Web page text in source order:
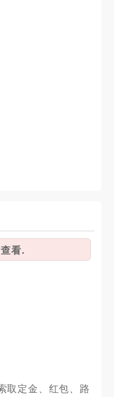
看.
取定金、红包、路